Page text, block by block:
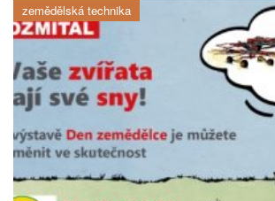
zemědělská technika